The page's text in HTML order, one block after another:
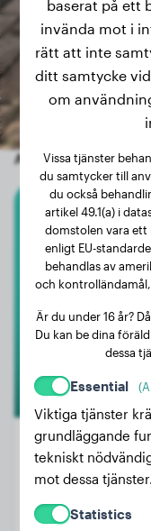
Andra
Vikt:
Ålder:
baserat på ett
invända mot i
rätt att inte
ditt samtycke
om
Vissa tjänster
du samtycker till
du också
artikel 49.1(a) i
domstolen vara ett
enligt EU-
behandlas av
och
Är du under 16 år?
Du kan be dina
dessa
Essential
Viktiga tjänster
grundläggande
tekniskt
mot dessa tjänster.
Statistics